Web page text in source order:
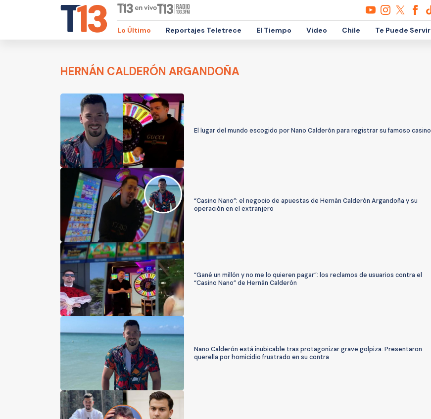
Lo Último Reportajes Teletrece El Tiempo Video Chile Te Puede Servir
HERNÁN CALDERÓN ARGANDOÑA
El lugar del mundo escogido por Nano Calderón para registrar su famoso casino
“Casino Nano”: el negocio de apuestas de Hernán Calderón Argandoña y su
operación en el extranjero
“Gané un millón y no me lo quieren pagar”: los reclamos de usuarios contra el
“Casino Nano” de Hernán Calderón
Nano Calderón está inubicable tras protagonizar grave golpiza: Presentaron
querella por homicidio frustrado en su contra